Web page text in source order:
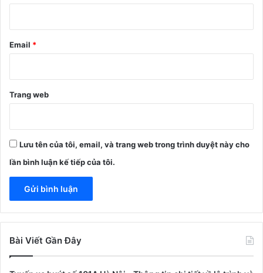
Email *
Trang web
Lưu tên của tôi, email, và trang web trong trình duyệt này cho
lần bình luận kế tiếp của tôi.
Bài Viết Gần Đây